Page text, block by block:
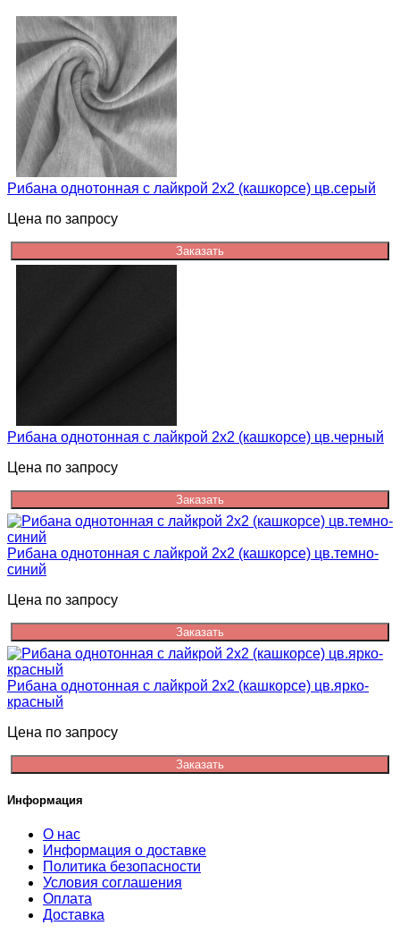
Рибана однотонная с лайкрой 2х2 (кашкорсе) цв.серый
Цена по запросу
Заказать
Рибана однотонная с лайкрой 2х2 (кашкорсе) цв.черный
Цена по запросу
Заказать
Рибана однотонная с лайкрой 2х2 (кашкорсе) цв.темно-
синий
Цена по запросу
Заказать
Рибана однотонная с лайкрой 2х2 (кашкорсе) цв.ярко-
красный
Цена по запросу
Заказать
Информация
О нас
Информация о доставке
Политика безопасности
Условия соглашения
Оплата
Доставка